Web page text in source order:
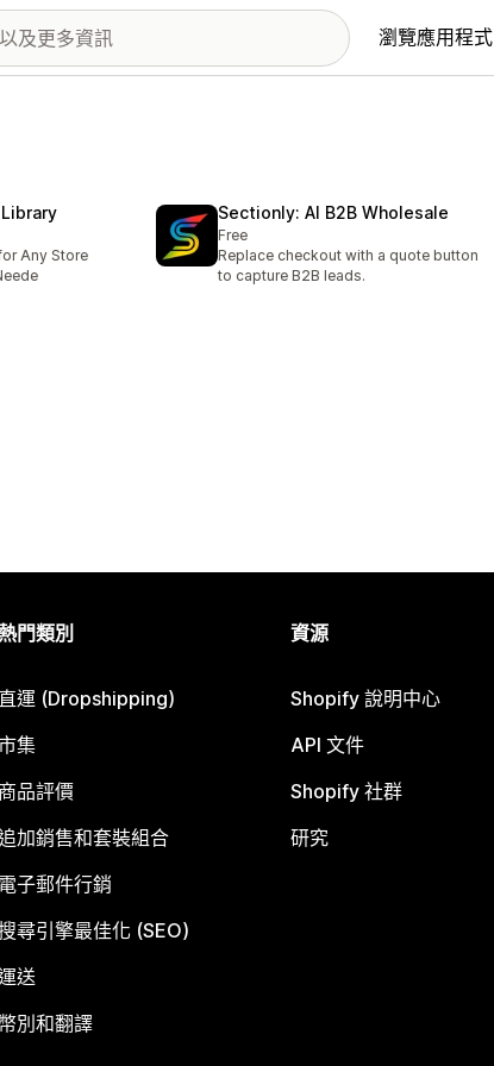
瀏覽應用程式
Any Store
Sectionly: AI B2B Wholesale
Free
Replace checkout with a quote button
to capture B2B leads.
門類別
直運 (Dropshipping)
集
商品評價
加銷售和套裝組合
電子郵件行銷
尋引擎最佳化 (SEO)
送
幣別和翻譯
資源
Shopify 說明中心
API 文件
Shopify 社群
研究